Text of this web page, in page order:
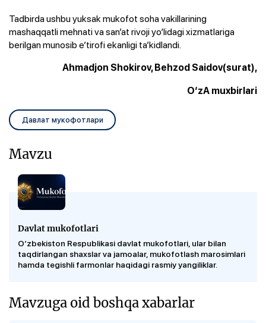
Tadbirda ushbu yuksak mukofot soha vakillarining
mashaqqatli mehnati va san’at rivoji yo‘lidagi xizmatlariga
berilgan munosib e’tirofi ekanligi ta’kidlandi.
Ahmadjon Shokirov, Behzod Saidov(surat),
O‘zA muxbirlari
Давлат мукофотлари
Mavzu
Davlat mukofotlari
O‘zbekiston Respublikasi davlat mukofotlari, ular bilan
taqdirlangan shaxslar va jamoalar, mukofotlash marosimlari
hamda tegishli farmonlar haqidagi rasmiy yangiliklar.
Mavzuga oid boshqa xabarlar